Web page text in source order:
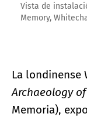
Vista de
Memory,
La londinense
Archaeology
Memoria),